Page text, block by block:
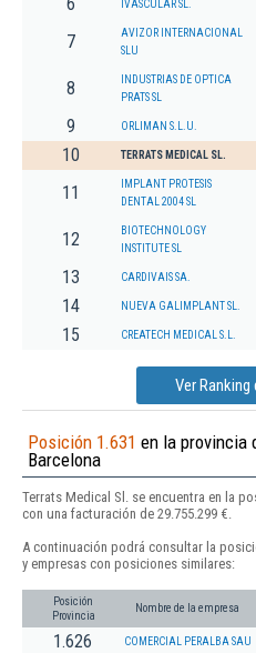
IVASCULAR SL.
7
AVIZOR INTERNACIONAL
SLU
8
INDUSTRIAS DE OPTICA
PRATS SL
9 ORLIMAN S.L.U.
10 TERRATS MEDICAL SL.
11
IMPLANT PROTESIS
DENTAL 2004 SL
12
BIOTECHNOLOGY
INSTITUTE SL
13 CARDIVAIS SA.
14 NUEVA GALIMPLANT SL.
15 CREATECH MEDICAL S.L.
Ver Ranking
Posición 1.631 en la provincia
Barcelona
Terrats Medical Sl. se encuentra en la
con una facturación de 29.755.299 €.
A continuación podrá consultar la
y empresas con posiciones similares:
Posición
Provincia
Nombre de la empresa
1.626 COMERCIAL PERALBA SAU